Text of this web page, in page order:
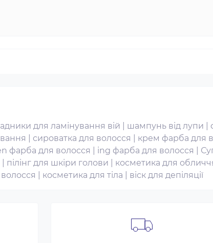
для ламінування вій шампунь від лупи
сироватка для волосся крем фарба для
фарба для волосся ing фарба для волосся
пілінг для шкіри голови косметика для
косметика для тіла віск для депіляції